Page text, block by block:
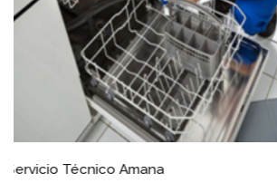
Servicio Técnico Amana Pozohondo